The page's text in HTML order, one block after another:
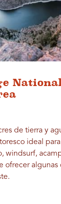
de tierra y
ideal
windsurf,
ofrecer algunas